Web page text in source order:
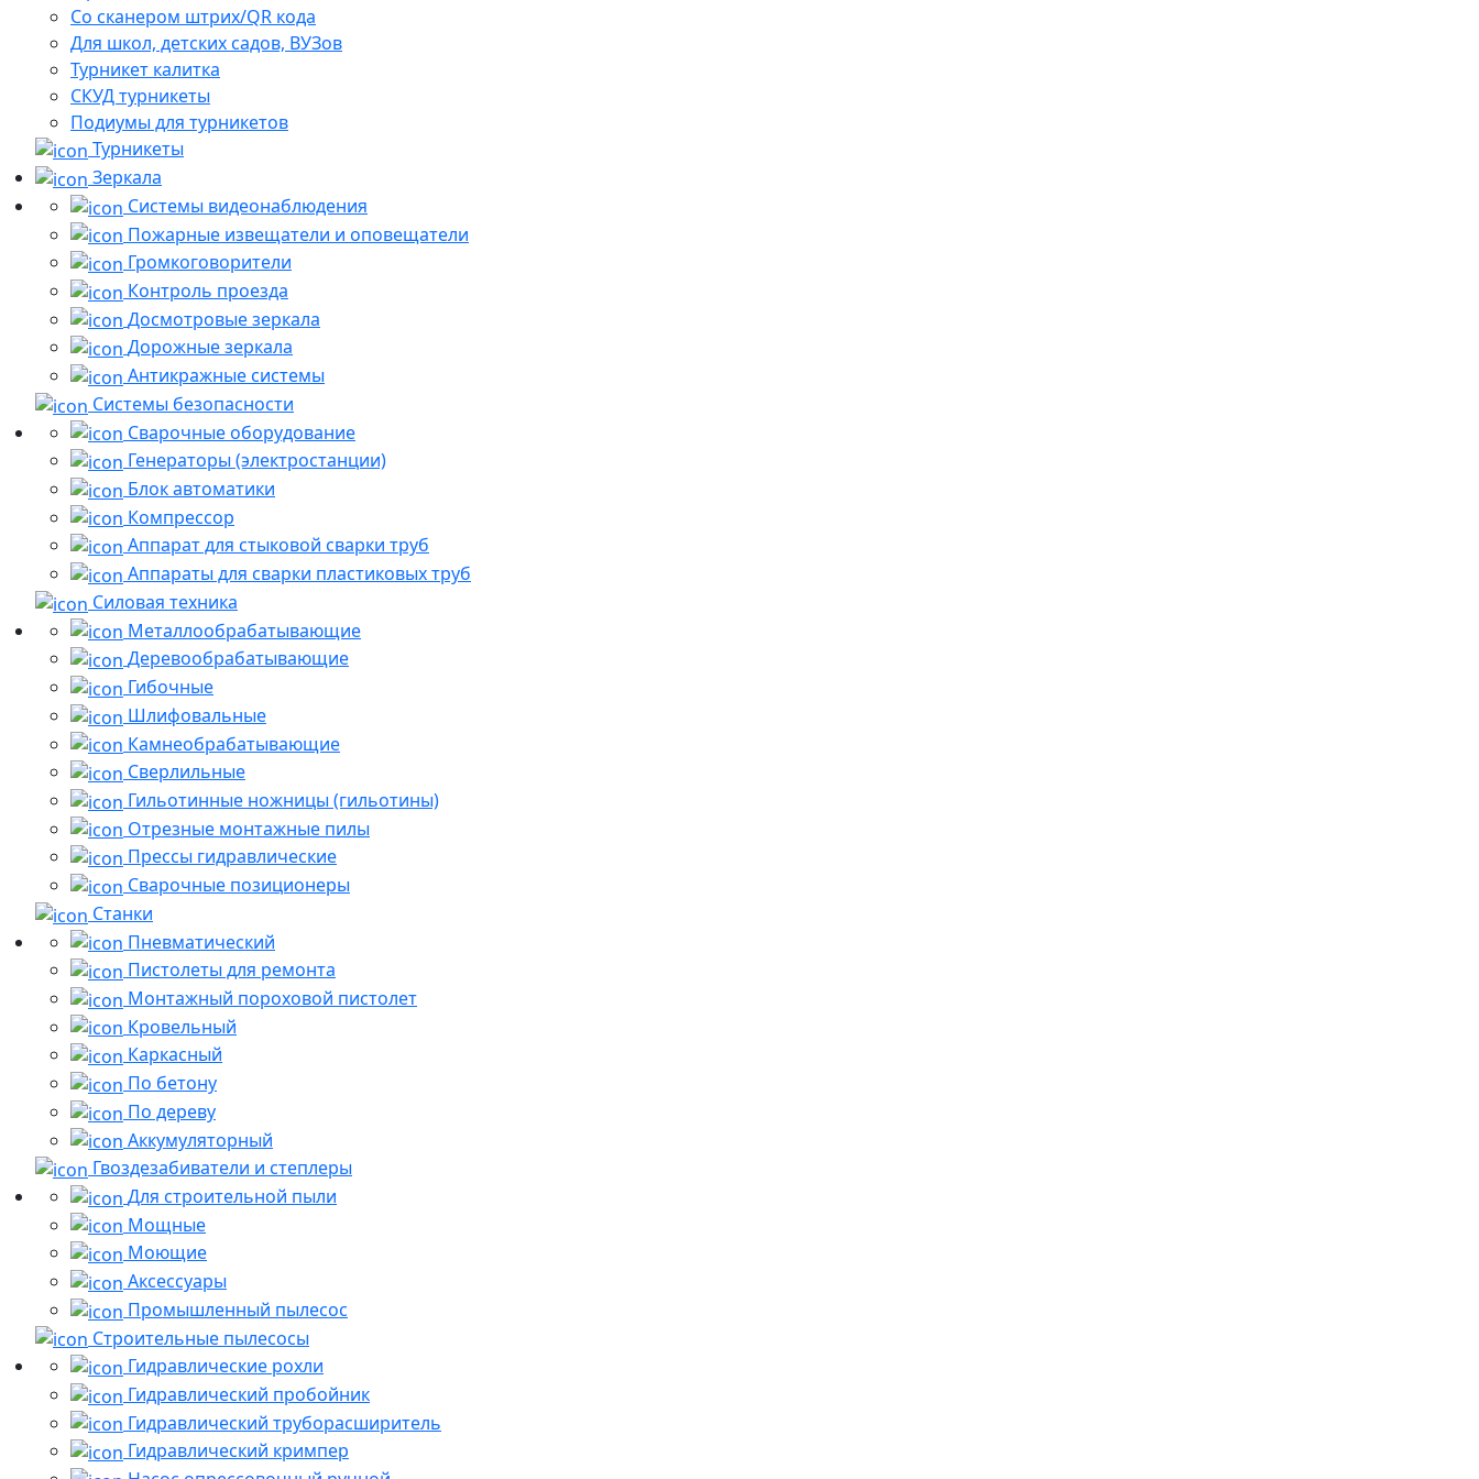
Со сканером штрих/QR кода
Для школ, детских садов, ВУЗов
Турникет калитка
СКУД турникеты
Подиумы для турникетов
Турникеты
Зеркала
Системы видеонаблюдения
Пожарные извещатели и оповещатели
Громкоговорители
Контроль проезда
Досмотровые зеркала
Дорожные зеркала
Антикражные системы
Системы безопасности
Сварочные оборудование
Генераторы (электростанции)
Блок автоматики
Компрессор
Аппарат для стыковой сварки труб
Аппараты для сварки пластиковых труб
Силовая техника
Металлообрабатывающие
Деревообрабатывающие
Гибочные
Шлифовальные
Камнеобрабатывающие
Сверлильные
Гильотинные ножницы (гильотины)
Отрезные монтажные пилы
Прессы гидравлические
Сварочные позиционеры
Станки
Пневматический
Пистолеты для ремонта
Монтажный пороховой пистолет
Кровельный
Каркасный
По бетону
По дереву
Аккумуляторный
Гвоздезабиватели и степлеры
Для строительной пыли
Мощные
Моющие
Аксессуары
Промышленный пылесос
Строительные пылесосы
Гидравлические рохли
Гидравлический пробойник
Гидравлический труборасширитель
Гидравлический кримпер